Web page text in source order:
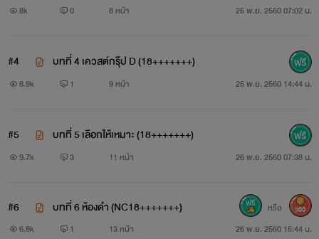
สามารถมีเซ็กซ์ไปกับเกมส์สนุกๆที่วางเอาไว้ตามโปรแกรมของ
จนไม่มีวันลืม
เพลิดเพลินกับเกมส์เซ็กซ์ออนไลน์ ที่กำลังรอคุณอยู่อย่าง
มากมาย
กฎของการเล่นเกมส์
8k 0 8 หน้า 25 พ.ย. 2560 07:02 น.
#4 บทที่ 4 เควสต์กรุ๊ป D (18+++++++)
8.9k 1 9 หน้า 25 พ.ย. 2560 14:44 น.
#5 บทที่ 5 เลือกให้เหมาะ (18+++++++)
9.7k 3 11 หน้า 26 พ.ย. 2560 07:38 น.
#6 บทที่ 6 ห้องดำ (NC18+++++++)
6.8k 1 13 หน้า 26 พ.ย. 2560 15:44 น.
หรือ 300